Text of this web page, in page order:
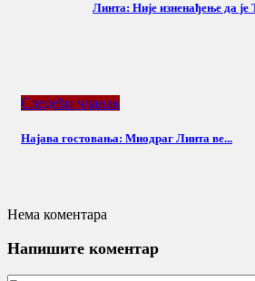
Линта: Није изненађење да је
Следећи чланак
Најава гостовања: Миодраг Линта ве...
Нема коментара
Напишите коментар